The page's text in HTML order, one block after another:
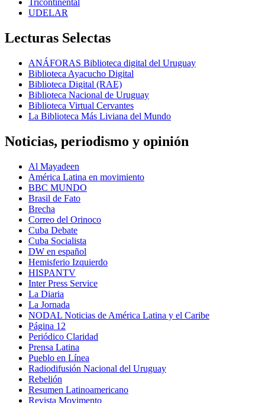
Tricontinental
UDELAR
Lecturas Selectas
ANÁFORAS Biblioteca digital del Uruguay
Biblioteca Ayacucho Digital
Biblioteca Digital (RAE)
Biblioteca Nacional de Uruguay
Biblioteca Virtual Cervantes
La Biblioteca Más Liviana del Mundo
Noticias, periodismo y opinión
Al Mayadeen
América Latina en movimiento
BBC MUNDO
Brasil de Fato
Brecha
Correo del Orinoco
Cuba Debate
Cuba Socialista
DW en español
Hemisferio Izquierdo
HISPANTV
Inter Press Service
La Diaria
La Jornada
NODAL Noticias de América Latina y el Caribe
Página 12
Periódico Claridad
Prensa Latina
Pueblo en Línea
Radiodifusión Nacional del Uruguay
Rebelión
Resumen Latinoamericano
Revista Movimento